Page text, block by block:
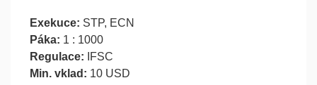
Exekuce: STP, ECN
Páka: 1 : 1000
Regulace:
IFSC
Min. vklad: 10 USD